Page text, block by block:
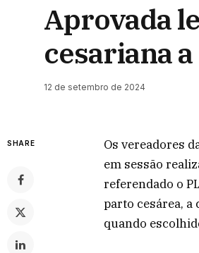
Aprovada
cesariana
12 de setembro de 2024
SHARE
Os vereadores
em sessão
referendado o
parto cesárea, a
quando